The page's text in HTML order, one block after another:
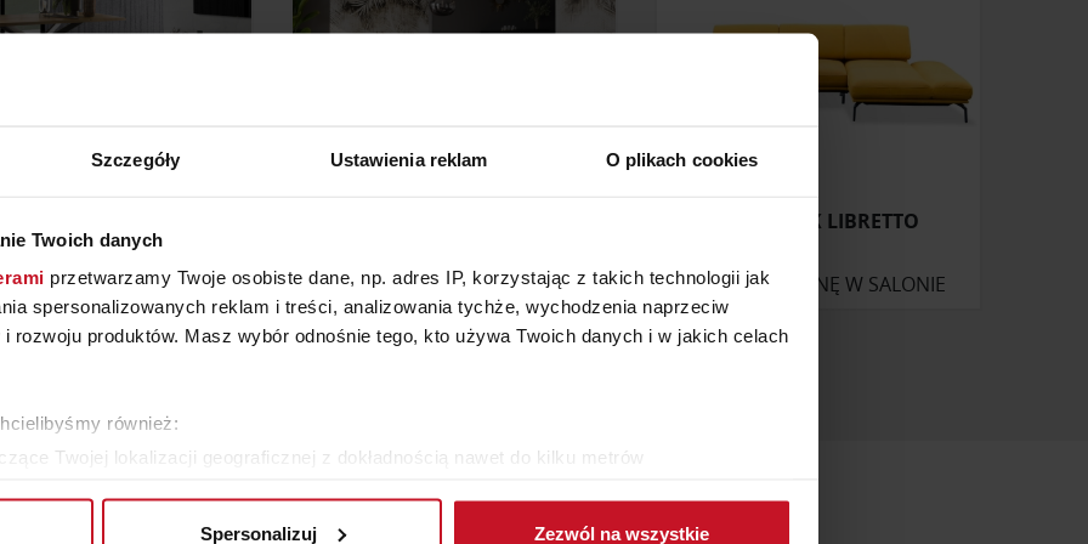
Szczegóły Ustawienia reklam O plikach cookies
Twoich danych
przetwarzamy Twoje osobiste dane, np. adres IP, korzystając z takich technologii jak
spersonalizowanych reklam i treści, analizowania tychże, wychodzenia naprzeciw
rozwoju produktów. Masz wybór odnośnie tego, kto używa Twoich danych i w jakich celach
również:
Twojej lokalizacji geograficznej z dokładnością nawet do kilku metrów
Spersonalizuj Zezwól na wszystkie
O CENĘ W SALONIE ZAPYTAJ O CENĘ W SALONIE
NAROŻNIK LIBRETTO
ZAPYTAJ O CENĘ W SALONIE